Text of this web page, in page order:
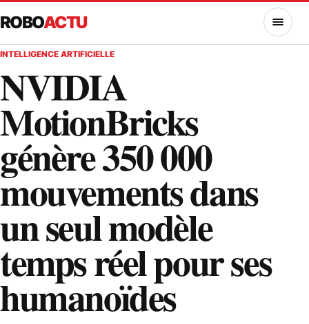
ROBOACTU MENU
INTELLIGENCE ARTIFICIELLE
NVIDIA
MotionBricks
génère 350 000
mouvements dans
un seul modèle
temps réel pour ses
humanoïdes